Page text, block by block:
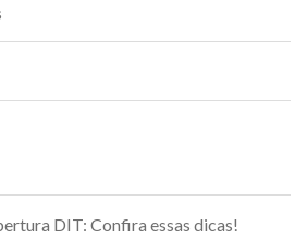
DIT: Confira essas dicas!